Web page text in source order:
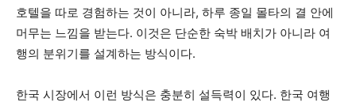
호텔을 따로 경험하는 것이 아니라, 하루 종일 몰타의 결 안에
머무는 느낌을 받는다. 이것은 단순한 숙박 배치가 아니라 여
행의 분위기를 설계하는 방식이다.
한국 시장에서 이런 방식은 충분히 설득력이 있다. 한국 여행